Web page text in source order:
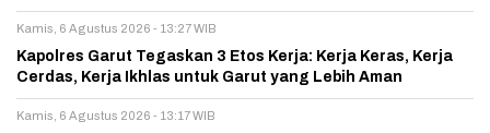
Kamis, 6 Agustus 2026 - 13:27 WIB
Kapolres Garut Tegaskan 3 Etos Kerja: Kerja Keras, Kerja
Cerdas, Kerja Ikhlas untuk Garut yang Lebih Aman
Kamis, 6 Agustus 2026 - 13:17 WIB